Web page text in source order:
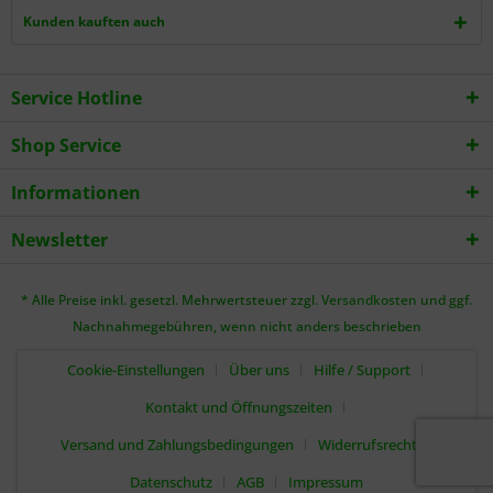
Kunden kauften auch
Service Hotline
Shop Service
Informationen
Newsletter
* Alle Preise inkl. gesetzl. Mehrwertsteuer zzgl. Versandkosten und ggf.
Nachnahmegebühren, wenn nicht anders beschrieben
Cookie-Einstellungen Über uns
Hilfe / Support
Kontakt und Öffnungszeiten
Versand und Zahlungsbedingungen
Widerrufsrecht
Datenschutz
AGB Impressum